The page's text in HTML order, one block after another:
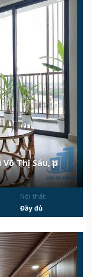
Thị Sáu, p
Nội thất:
Đầy đủ